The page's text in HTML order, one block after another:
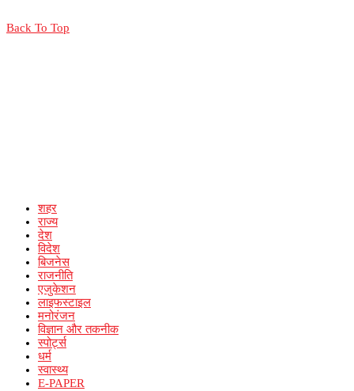
Back To Top
शहर
राज्य
देश
विदेश
बिजनेस
राजनीति
एजुकेशन
लाइफस्टाइल
मनोरंजन
विज्ञान और तकनीक
स्पोर्ट्स
धर्म
स्वास्थ्य
E-PAPER